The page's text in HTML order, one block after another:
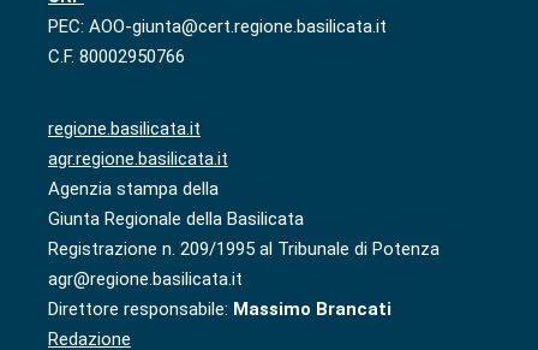
PEC: AOO-giunta@cert.regione.basilicata.it
C.F. 80002950766
regione.basilicata.it
agr.regione.basilicata.it
Agenzia stampa della
Giunta Regionale della Basilicata
Registrazione n. 209/1995 al Tribunale di Potenza
agr@regione.basilicata.it
Direttore responsabile: Massimo Brancati
Redazione